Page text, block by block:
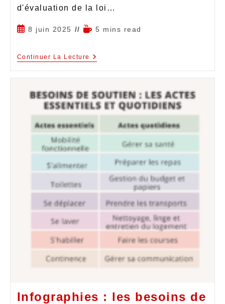
d'évaluation de la loi…
8 juin 2025 5 mins read
Continuer La Lecture
Infographies : les besoins de